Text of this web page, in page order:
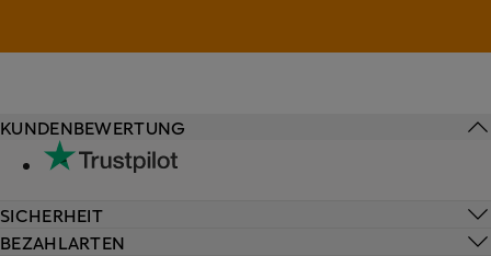
KUNDENBEWERTUNG
SICHERHEIT
BEZAHLARTEN